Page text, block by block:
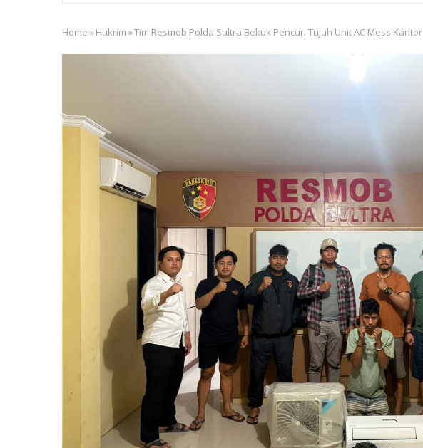
Breadcrumb
Home »Hukrim »Tim Resmob Polda Sultra Bekuk Pencuri Tujuh Unit AC Mess Kantor